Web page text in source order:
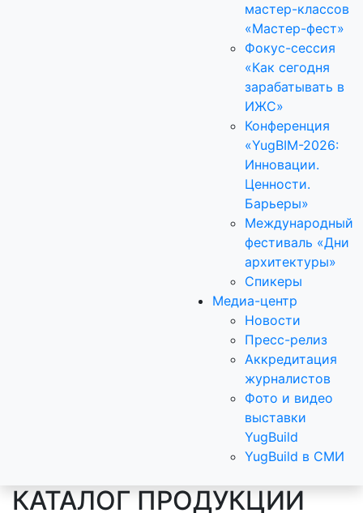
мастер-классов
«Мастер-фест»
Фокус-сессия
«Как сегодня
зарабатывать в
ИЖС»
Конференция
«YugBIM-2026:
Инновации.
Ценности.
Барьеры»
Международный
фестиваль «Дни
архитектуры»
Спикеры
Медиа-центр
Новости
Пресс-релиз
Аккредитация
журналистов
Фото и видео
выставки
YugBuild
YugBuild в СМИ
КАТАЛОГ ПРОДУКЦИИ